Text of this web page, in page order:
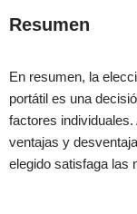
Resumen
En resumen, la
portátil es una
factores
ventajas y
elegido satisfaga las